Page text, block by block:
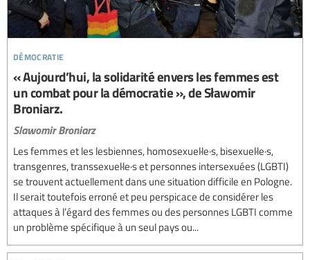
démocratie
« Aujourd’hui, la solidarité envers les femmes est
un combat pour la démocratie », de Sławomir
Broniarz.
Slawomir Broniarz
Les femmes et les lesbiennes, homosexuel·le·s, bisexuel·le·s,
transgenres, transsexuel·le·s et personnes intersexuées (LGBTI)
se trouvent actuellement dans une situation difficile en Pologne.
Il serait toutefois erroné et peu perspicace de considérer les
attaques à l’égard des femmes ou des personnes LGBTI comme
un problème spécifique à un seul pays ou...